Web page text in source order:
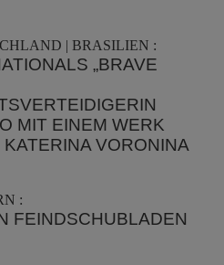
| BRASILIEN :
„BRAVE
MIT EINEM WERK
VORONINA
:
FEINDSCHUBLADEN